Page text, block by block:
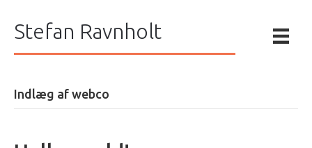
Stefan Ravnholt
Indlæg af webco